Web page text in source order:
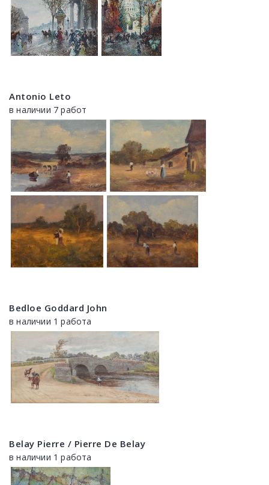
Antonio Leto
в наличии 7 работ
Bedloe Goddard John
в наличии 1 работа
Belay Pierre / Pierre De Belay
в наличии 1 работа